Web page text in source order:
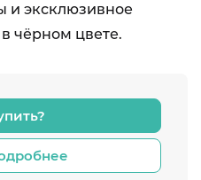
и эксклюзивное
чёрном цвете.